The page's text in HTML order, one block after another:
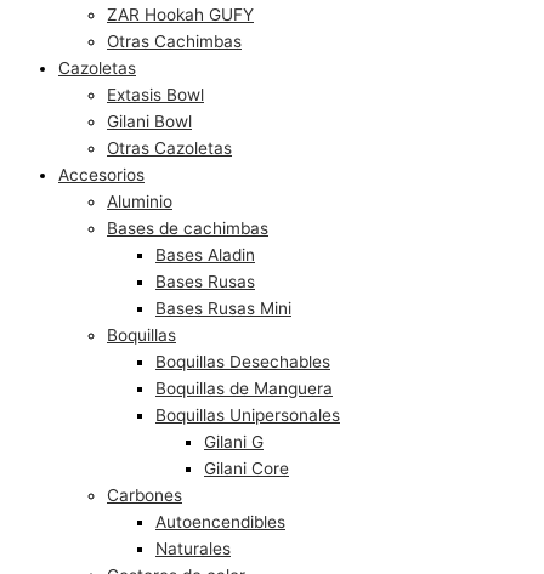
ZAR Hookah GUFY
Otras Cachimbas
Cazoletas
Extasis Bowl
Gilani Bowl
Otras Cazoletas
Accesorios
Aluminio
Bases de cachimbas
Bases Aladin
Bases Rusas
Bases Rusas Mini
Boquillas
Boquillas Desechables
Boquillas de Manguera
Boquillas Unipersonales
Gilani G
Gilani Core
Carbones
Autoencendibles
Naturales